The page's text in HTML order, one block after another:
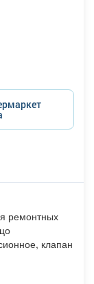
ремонтных
клапан